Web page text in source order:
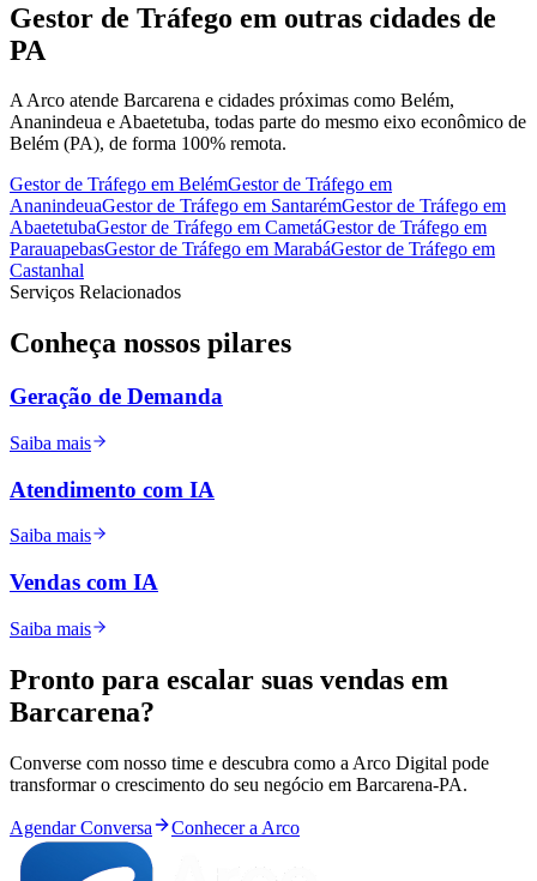
Gestor de Tráfego em outras cidades de
PA
A Arco atende Barcarena e cidades próximas como Belém,
Ananindeua e Abaetetuba, todas parte do mesmo eixo econômico de
Belém (PA), de forma 100% remota.
Gestor de Tráfego em BelémGestor de Tráfego em
AnanindeuaGestor de Tráfego em SantarémGestor de Tráfego em
AbaetetubaGestor de Tráfego em CametáGestor de Tráfego em
ParauapebasGestor de Tráfego em MarabáGestor de Tráfego em
Castanhal
Serviços Relacionados
Conheça nossos pilares
Geração de Demanda
Saiba mais
Atendimento com IA
Saiba mais
Vendas com IA
Saiba mais
Pronto para escalar suas vendas em
Barcarena?
Converse com nosso time e descubra como a Arco Digital pode
transformar o crescimento do seu negócio em Barcarena-PA.
Agendar Conversa Conhecer a Arco